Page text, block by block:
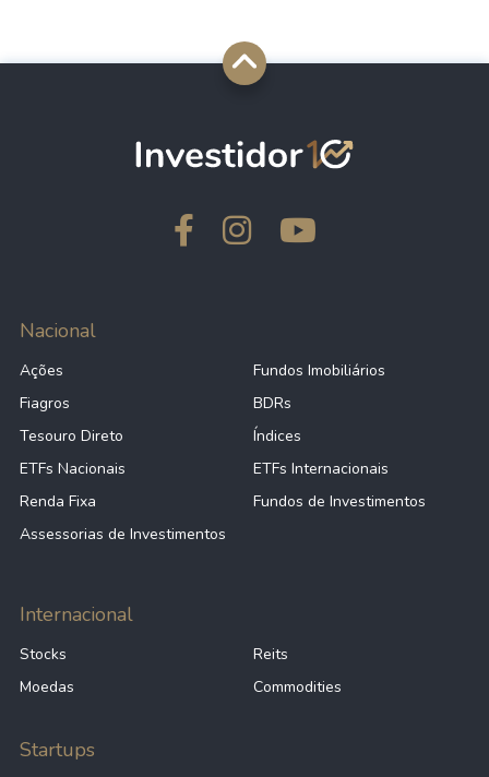
Nacional
Ações
Fundos Imobiliários
Fiagros
BDRs
Tesouro Direto
Índices
ETFs Nacionais
ETFs Internacionais
Renda Fixa
Fundos de Investimentos
Assessorias de Investimentos
Internacional
Stocks
Reits
Moedas
Commodities
Startups